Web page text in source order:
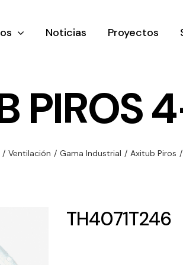
y
de
y
Ventilación
ventilación
Noticias Proyectos
PIROS
/ Ventilación / Gama Industrial / Axitub Piros /
TH4071T246